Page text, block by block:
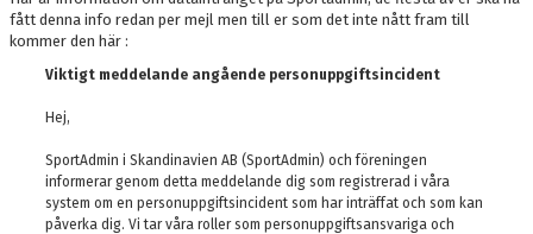
MEDLEMSFÖRMÅNER
BOKNING AV PLATS
BOKNINGS- OCH BETALNINGSVILLKOR
SIMUTRUSTNING
fått denna info redan per mejl men till er som det inte nått fram till
kommer den här :
Viktigt meddelande angående personuppgiftsincident
Hej,
SportAdmin i Skandinavien AB (SportAdmin) och föreningen
informerar genom detta meddelande dig som registrerad i våra
system om en personuppgiftsincident som har inträffat och som kan
påverka dig. Vi tar våra roller som personuppgiftsansvariga och